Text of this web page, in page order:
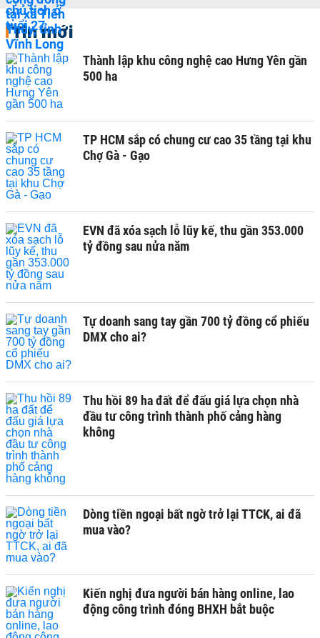
Tin mới
Thành lập khu công nghệ cao Hưng Yên gần
500 ha
TP HCM sắp có chung cư cao 35 tầng tại khu
Chợ Gà - Gạo
EVN đã xóa sạch lỗ lũy kế, thu gần 353.000
tỷ đồng sau nửa năm
Tự doanh sang tay gần 700 tỷ đồng cổ phiếu
DMX cho ai?
Thu hồi 89 ha đất để đấu giá lựa chọn nhà
đầu tư công trình thành phố cảng hàng
không
Dòng tiền ngoại bất ngờ trở lại TTCK, ai đã
mua vào?
Kiến nghị đưa người bán hàng online, lao
động công trình đóng BHXH bắt buộc